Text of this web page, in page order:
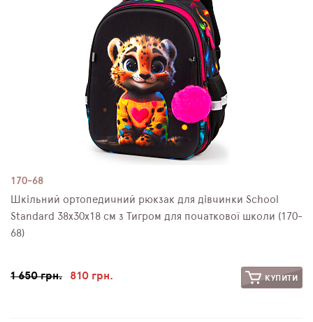
170-68
Шкільний ортопедичний рюкзак для дівчинки School
Standard 38х30х18 см з Тигром для початкової школи (170-
68)
1 650 грн. 810 грн. КУПИТИ